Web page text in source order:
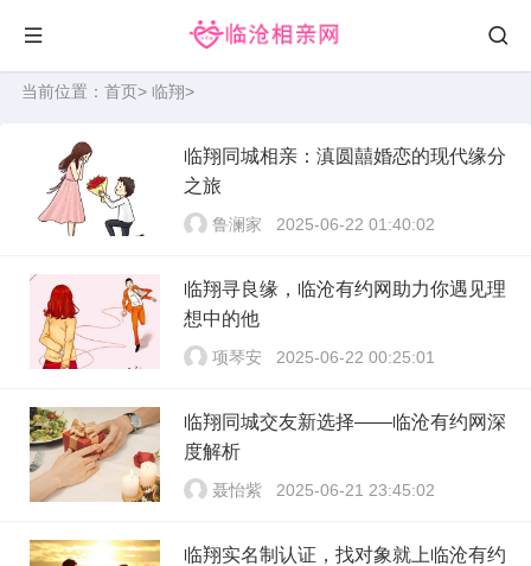
当前位置： 首页> 临翔>
临翔同城相亲：滇圆囍婚恋的现代缘分
之旅
鲁澜家 2025-06-22 01:40:02
临翔寻良缘，临沧有约网助力你遇见理
想中的他
项琴安 2025-06-22 00:25:01
临翔同城交友新选择——临沧有约网深
度解析
聂怡紫 2025-06-21 23:45:02
临翔实名制认证，找对象就上临沧有约